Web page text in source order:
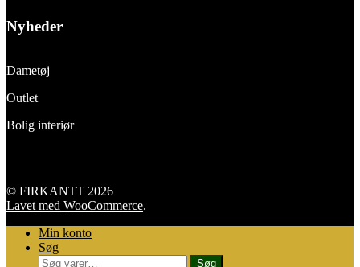
Nyheder
Dametøj
Outlet
Bolig interiør
© FIRKANTT 2026
Lavet med WooCommerce.
Min konto
Søg
Søg
Søg